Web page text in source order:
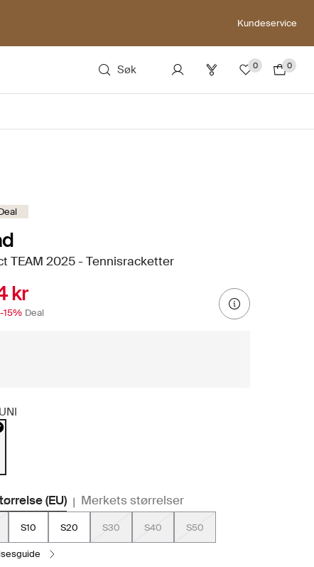
Kundeservice
Søk 0 0
TEAM 2025 - Tennisracketter
kr
-15% Deal
UNI
(EU) | Merkets størrelser
S10 S20 S30 S40 S50